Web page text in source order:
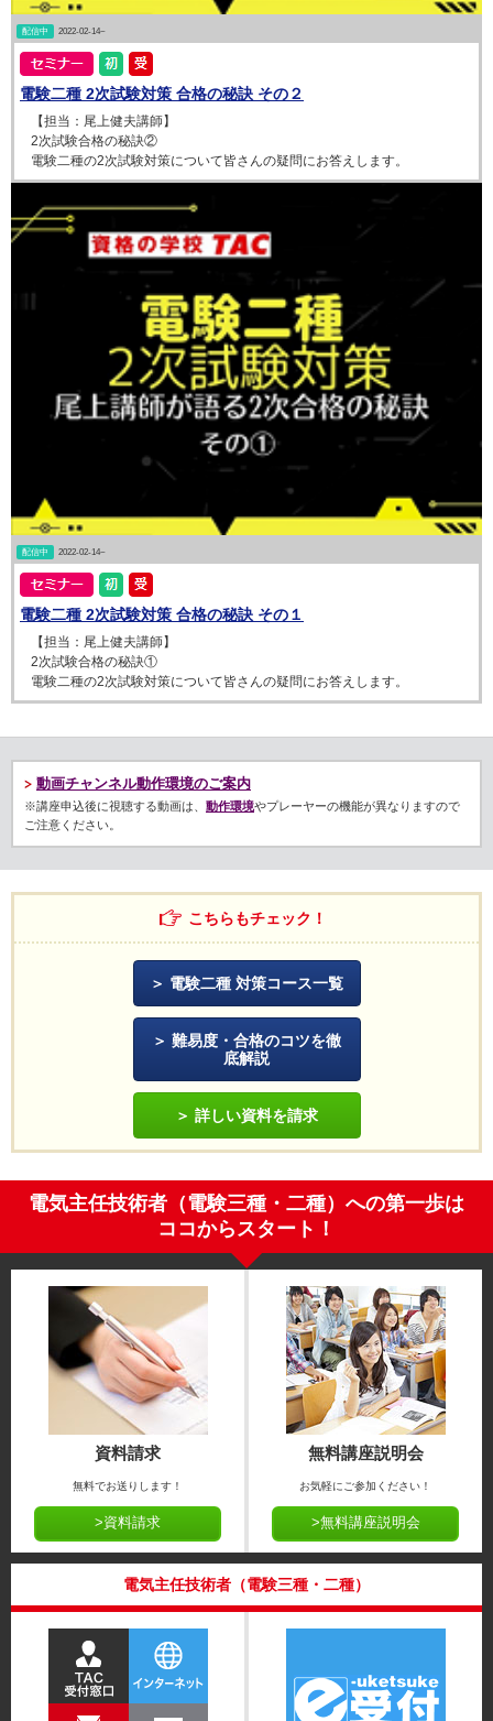
配信中 2022-02-14~
電験二種 2次試験対策 合格の秘訣 その２
【担当：尾上健夫講師】
2次試験合格の秘訣②
電験二種の2次試験対策について皆さんの疑問にお答えします。
配信中 2022-02-14~
電験二種 2次試験対策 合格の秘訣 その１
【担当：尾上健夫講師】
2次試験合格の秘訣①
電験二種の2次試験対策について皆さんの疑問にお答えします。
動画チャンネル動作環境のご案内
※講座申込後に視聴する動画は、 動作環境やプレーヤーの機能が異なりますので
ご注意ください。
こちらもチェック！
電験二種 対策コース一覧
難易度・合格のコツを徹
底解説
詳しい資料を請求
電気主任技術者（電験三種・二種）への第一歩は
ココからスタート！
資料請求
無料でお送りします！
>資料請求
無料講座説明会
お気軽にご参加ください！
>無料講座説明会
電気主任技術者（電験三種・二種）